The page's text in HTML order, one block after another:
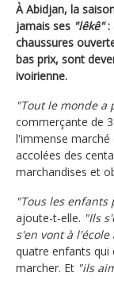
À Abidjan, la
jamais ses "lêkê":
chaussures
bas prix, sont
ivoirienne.
"Tout le monde a
commerçante de
l'immense
accolées des
marchandises et
"Tous les enfants
ajoute-t-elle. "Ils
s'en vont à l'école
quatre enfants qui
marcher. Et "ils